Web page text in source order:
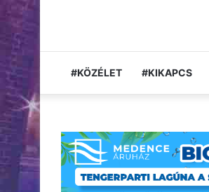
#KÖZÉLET #KIKAPCS